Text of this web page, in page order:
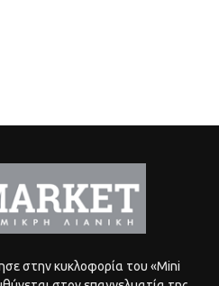
στην κυκλοφορία του «Mini